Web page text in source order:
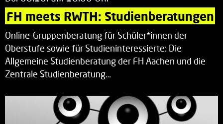
FH meets RWTH: Studienberatungen
Online-Gruppenberatung für Schüler*innen der
Oberstufe sowie für Studieninteressierte: Die
Allgemeine Studienberatung der FH Aachen und die
Zentrale Studienberatung…